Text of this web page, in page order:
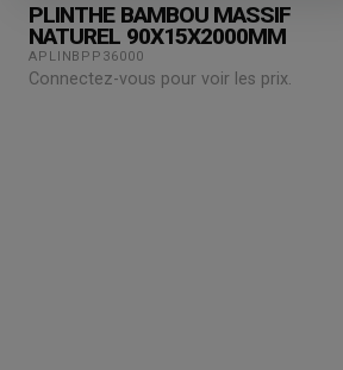
PLINTHE BAMBOU MASSIF
NATUREL 90X15X2000MM
APLINBPP36000
Connectez-vous pour voir les prix.